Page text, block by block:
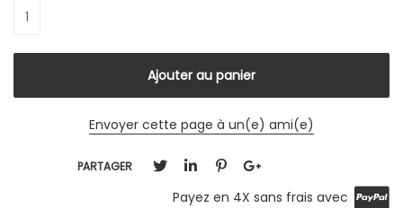
Envoyer cette page à un(e) ami(e)
PARTAGER
Payez en 4X sans frais avec